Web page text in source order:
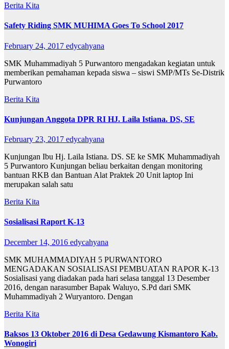
Berita Kita
Safety Riding SMK MUHIMA Goes To School 2017
February 24, 2017 edycahyana
SMK Muhammadiyah 5 Purwantoro mengadakan kegiatan untuk
memberikan pemahaman kepada siswa – siswi SMP/MTs Se-Distrik
Purwantoro
Berita Kita
Kunjungan Anggota DPR RI HJ. Laila Istiana. DS, SE
February 23, 2017 edycahyana
Kunjungan Ibu Hj. Laila Istiana. DS. SE ke SMK Muhammadiyah
5 Purwantoro Kunjungan beliau berkaitan dengan monitoring
bantuan RKB dan Bantuan Alat Praktek 20 Unit laptop Ini
merupakan salah satu
Berita Kita
Sosialisasi Raport K-13
December 14, 2016 edycahyana
SMK MUHAMMADIYAH 5 PURWANTORO
MENGADAKAN SOSIALISASI PEMBUATAN RAPOR K-13
Sosialisasi yang diadakan pada hari selasa tanggal 13 Desember
2016, dengan narasumber Bapak Waluyo, S.Pd dari SMK
Muhammadiyah 2 Wuryantoro. Dengan
Berita Kita
Baksos 13 Oktober 2016 di Desa Gedawung Kismantoro Kab.
Wonogiri